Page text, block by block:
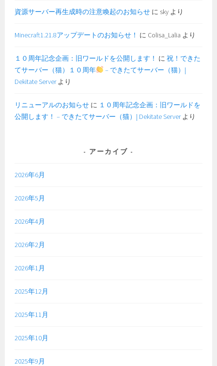
資源サーバー再生成時の注意喚起のお知らせ に sky より
Minecraft1.21.8アップデートのお知らせ！ に Colisa_Lalia より
１０周年記念企画：旧ワールドを公開します！ に祝！できた
てサーバー（猫）１０周年
– できたてサーバー（猫）|
Dekitate Serverより
リニューアルのお知らせ に １０周年記念企画：旧ワールドを
公開します！ – できたてサーバー（猫）| Dekitate Serverより
アーカイブ
2026年6月
2026年5月
2026年4月
2026年2月
2026年1月
2025年12月
2025年11月
2025年10月
2025年9月